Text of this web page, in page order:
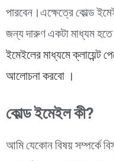
পারবেন।এক্ষেত্রে কোল্ড
জন্য দারুণ একটা মাধ্যম হতে
ইমেইলের মাধ্যমে ক্লায়েন্ট
আলোচনা করবো ।
কোল্ড ইমেইল কী?
আমি যেকোন বিষয় সম্পর্কে